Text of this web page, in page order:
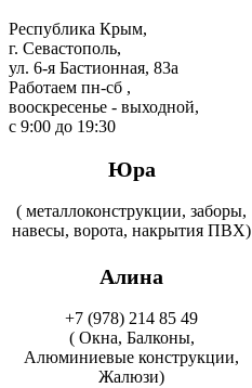
Республика Крым,
г. Севастополь,
ул. 6-я Бастионная, 83а
Работаем пн-сб ,
вооскресенье - выходной,
с 9:00 до 19:30
Юра
( металлоконструкции, заборы,
навесы, ворота, накрытия ПВХ)
Алина
+7 (978) 214 85 49
( Окна, Балконы,
Алюминиевые конструкции,
Жалюзи)